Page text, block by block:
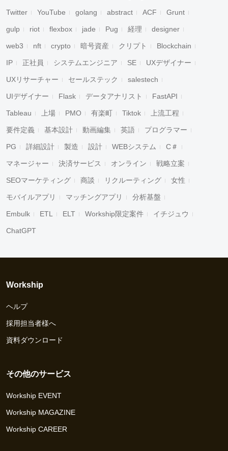
Twitter YouTube golang abstract ACF Grunt
gulp riot flexbox jade Pug 経理 designer
web3 nft crypto 暗号資産 クリプト Blockchain
IP 正社員 システムエンジニア SE UXデザイナー
UXリサーチャー セールステック salestech
UIデザイナー Flask データアナリスト FastAPI
Tableau 上場 PMO 有楽町 Tiktok 上流工程
要件定義 基本設計 動画編集 英語 プログラマー
PG 詳細設計 製造 設計 WEBシステム C＃
マネージャー 決済サービス オンライン 戦略立案
SEOマーケティング 商談 リクルーティング 女性
モバイルアプリ マッチングアプリ 分析基盤
Embulk ETL ELT Workship限定案件 イチジュウ
ChatGPT
Workship
ヘルプ
採用担当者様へ
資料ダウンロード
その他のサービス
Workship EVENT
Workship MAGAZINE
Workship CAREER